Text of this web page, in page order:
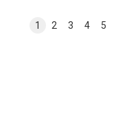
1 2 3 4 5